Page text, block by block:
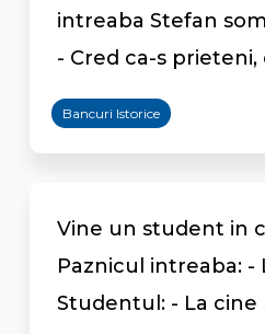
intreaba Stefan
- Cred ca-s
Bancuri Istorice
Vine un student in
Paznicul intreaba: -
Studentul: - La cine